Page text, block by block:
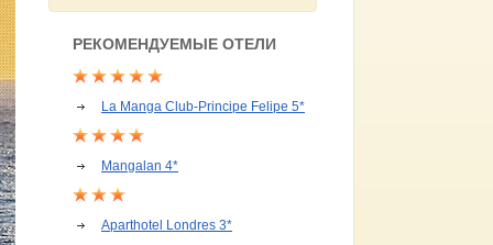
РЕКОМЕНДУЕМЫЕ ОТЕЛИ
La Manga Club-Principe Felipe 5*
Mangalan 4*
Aparthotel Londres 3*